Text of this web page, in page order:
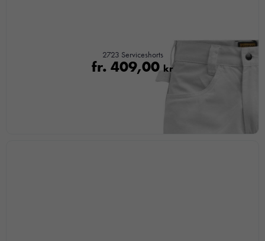
2723 Serviceshorts
fr. 409,00 kr